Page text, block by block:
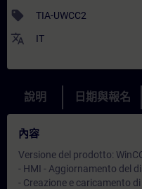
sell TIA-UWCC2
translate IT
說明 日期與報名
內容
Versione del prodotto:
- HMI - Aggiornamento del
- Creazione e caricamento